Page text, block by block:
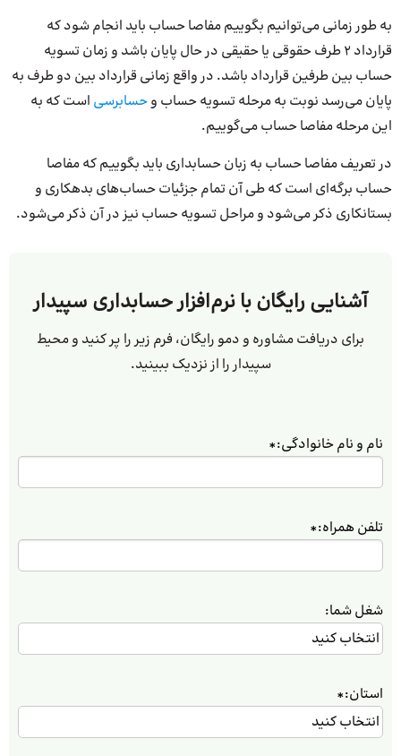
به طور زمانی می‌توانیم بگوییم مفاصا حساب باید انجام شود که
قرارداد 2 طرف حقوقی یا حقیقی در حال پایان باشد و زمان تسویه
حساب بین طرفین قرارداد باشد. در واقع زمانی قرارداد بین دو طرف به
پایان می‌رسد نوبت به مرحله تسویه حساب وحسابرسی است که به
این مرحله مفاصا حساب می‌گوییم.
در تعریف مفاصا حساب به زبان حسابداری باید بگوییم که مفاصا
حساب برگه‌ای است که طی آن تمام جزئیات حساب‌های بدهکاری و
بستانکاری ذکر می‌شود و مراحل تسویه حساب نیز در آن ذکر می‌شود.
آشنایی رایگان با نرم‌افزار حسابداری سپیدار
برای دریافت مشاوره و دمو رایگان، فرم زیر را پر کنید و محیط
سپیدار را از نزدیک ببینید.
نام و نام خانوادگی:*
تلفن همراه:*
شغل شما:
استان:*